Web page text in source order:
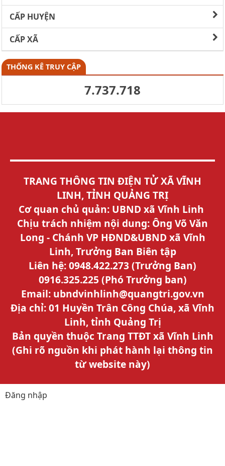
CẤP HUYỆN
CẤP XÃ
THỐNG KÊ TRUY CẬP
7.737.718
TRANG THÔNG TIN ĐIỆN TỬ XÃ VĨNH
LINH, TỈNH QUẢNG TRỊ
Cơ quan chủ quản: UBND xã Vĩnh Linh
Chịu trách nhiệm nội dung: Ông Võ Văn
Long - Chánh VP HĐND&UBND xã Vĩnh
Linh, Trưởng Ban Biên tập
Liên hệ: 0948.422.273 (Trưởng Ban)
0916.325.225 (Phó Trưởng ban)
Email: ubndvinhlinh@quangtri.gov.vn
Địa chỉ: 01 Huyền Trân Công Chúa, xã Vĩnh
Linh, tỉnh Quảng Trị
Bản quyền thuộc Trang TTĐT xã Vĩnh Linh
(Ghi rõ nguồn khi phát hành lại thông tin
từ website này)
Đăng nhập